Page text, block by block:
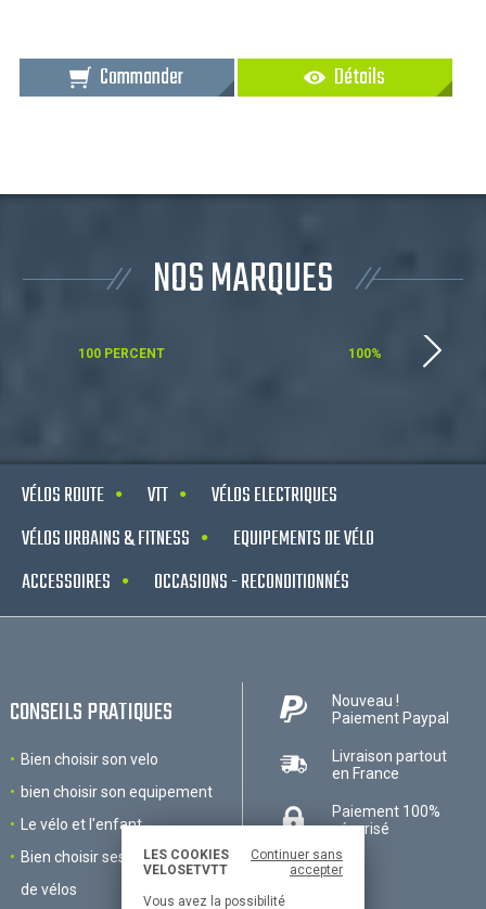
LES COOKIES
VELOSETVTT
Continuer sans
accepter
Vous avez la possibilité
Commander Détails
NOS MARQUES
100 PERCENT 100%
VÉLOS ROUTE VTT
VÉLOS ELECTRIQUES
VÉLOS URBAINS & FITNESS
EQUIPEMENTS DE VÉLO
ACCESSOIRES
OCCASIONS - RECONDITIONNÉS
CONSEILS PRATIQUES
Bien choisir son velo
bien choisir son equipement
Le vélo et l'enfant
Bien choisir ses accessoires
de vélos
Nouveau !
Paiement Paypal
Livraison partout
en France
Paiement 100%
sécurisé